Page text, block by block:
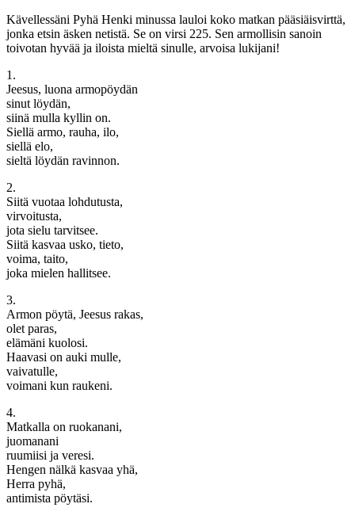
Kävellessäni Pyhä Henki minussa lauloi koko matkan pääsiäisvirttä,
jonka etsin äsken netistä. Se on virsi 225. Sen armollisin sanoin
toivotan hyvää ja iloista mieltä sinulle, arvoisa lukijani!
1.
Jeesus, luona armopöydän
sinut löydän,
siinä mulla kyllin on.
Siellä armo, rauha, ilo,
siellä elo,
sieltä löydän ravinnon.
2.
Siitä vuotaa lohdutusta,
virvoitusta,
jota sielu tarvitsee.
Siitä kasvaa usko, tieto,
voima, taito,
joka mielen hallitsee.
3.
Armon pöytä, Jeesus rakas,
olet paras,
elämäni kuolosi.
Haavasi on auki mulle,
vaivatulle,
voimani kun raukeni.
4.
Matkalla on ruokanani,
juomanani
ruumiisi ja veresi.
Hengen nälkä kasvaa yhä,
Herra pyhä,
antimista pöytäsi.